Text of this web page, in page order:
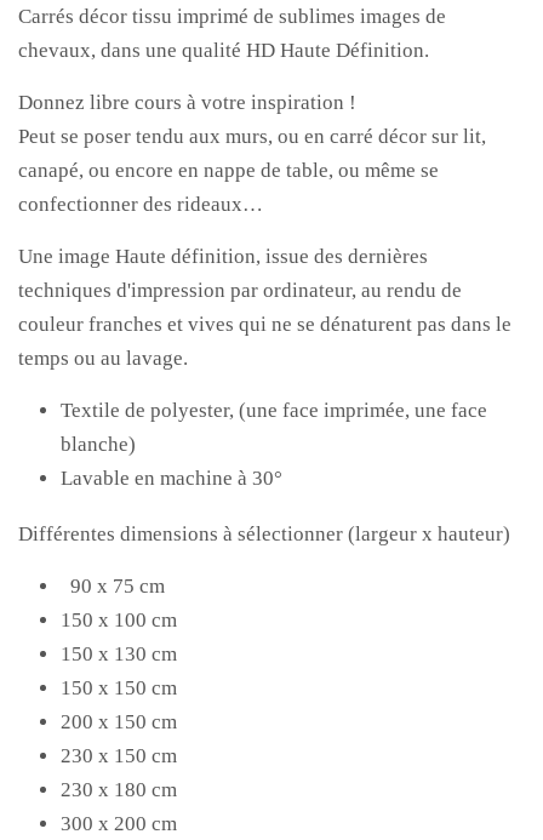
Carrés décor tissu imprimé de sublimes images de
chevaux, dans une qualité HD Haute Définition.
Donnez libre cours à votre inspiration !
Peut se poser tendu aux murs, ou en carré décor sur lit,
canapé, ou encore en nappe de table, ou même se
confectionner des rideaux…
Une image Haute définition, issue des dernières
techniques d'impression par ordinateur, au rendu de
couleur franches et vives qui ne se dénaturent pas dans le
temps ou au lavage.
Textile de polyester, (une face imprimée, une face
blanche)
Lavable en machine à 30°
Différentes dimensions à sélectionner (largeur x hauteur)
90 x 75 cm
150 x 100 cm
150 x 130 cm
150 x 150 cm
200 x 150 cm
230 x 150 cm
230 x 180 cm
300 x 200 cm